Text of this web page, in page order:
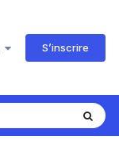
S’inscrire